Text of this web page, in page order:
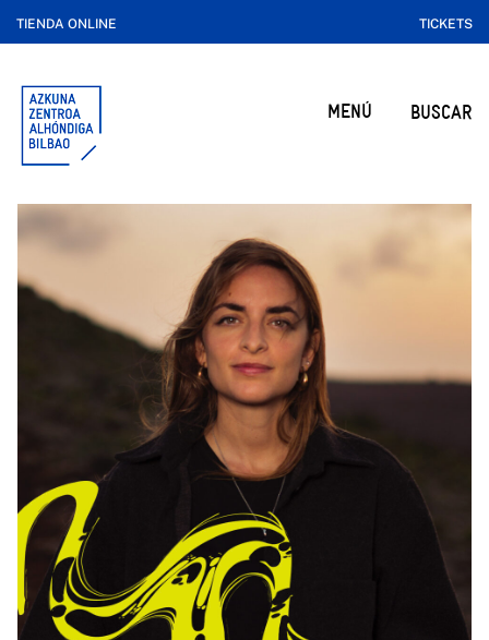
TIENDA ONLINE TICKETS
MENÚ BUSCAR